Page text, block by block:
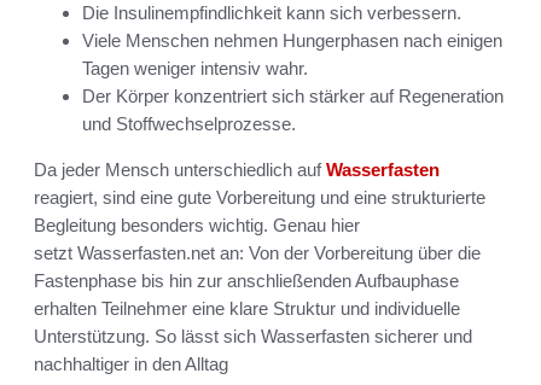
Die Insulinempfindlichkeit kann sich verbessern.
Viele Menschen nehmen Hungerphasen nach einigen
Tagen weniger intensiv wahr.
Der Körper konzentriert sich stärker auf Regeneration
und Stoffwechselprozesse.
Da jeder Mensch unterschiedlich aufWasserfasten
reagiert, sind eine gute Vorbereitung und eine strukturierte
Begleitung besonders wichtig. Genau hier
setzt Wasserfasten.net an: Von der Vorbereitung über die
Fastenphase bis hin zur anschließenden Aufbauphase
erhalten Teilnehmer eine klare Struktur und individuelle
Unterstützung. So lässt sich Wasserfasten sicherer und
nachhaltiger in den Alltag